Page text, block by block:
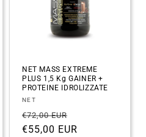
NET MASS EXTREME
PLUS 1,5 Kg GAINER +
PROTEINE IDROLIZZATE
Fornitore:
NET
Prezzo
di
€72,00 EUR
scontato
€55,00 EUR